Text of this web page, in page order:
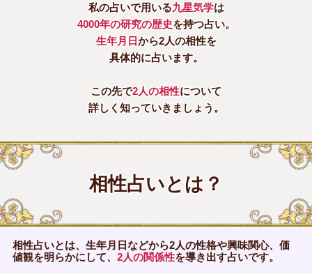
私の占いで用いる九星気学は
4000年の研究の歴史を持つ占い。
生年月日から2人の相性を
具体的に占います。
この先で2人の相性について
詳しく知っていきましょう。
相性占いとは？
相性占いとは、生年月日などから2人の性格や興味関心、価
値観を明らかにして、 2人の関係性を導き出す占いです。